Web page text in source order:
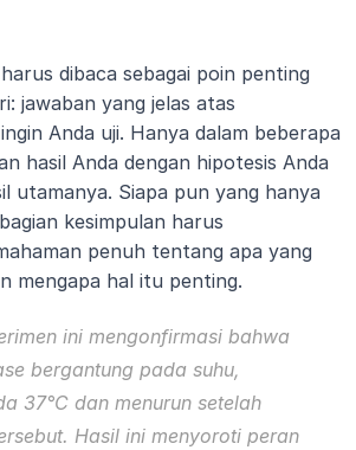
dibaca sebagai poin penting
jawaban yang jelas atas
Anda uji. Hanya dalam beberapa
hasil Anda dengan hipotesis Anda
utamanya. Siapa pun yang hanya
kesimpulan harus
penuh tentang apa yang
mengapa hal itu penting.
ini mengonfirmasi bahwa
bergantung pada suhu,
37°C dan menurun setelah
Hasil ini menyoroti peran